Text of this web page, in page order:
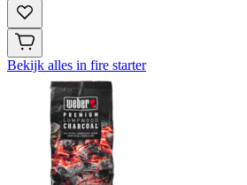
Bekijk alles in fire starter